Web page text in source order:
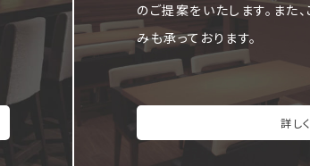
のご提案をいたします。また
みも承っております。
詳し